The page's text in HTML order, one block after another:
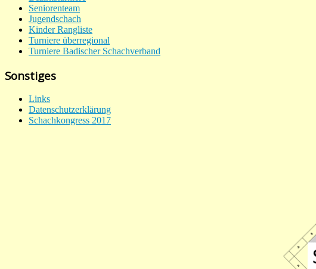
Seniorenteam
Jugendschach
Kinder Rangliste
Turniere überregional
Turniere Badischer Schachverband
Sonstiges
Links
Datenschutzerklärung
Schachkongress 2017